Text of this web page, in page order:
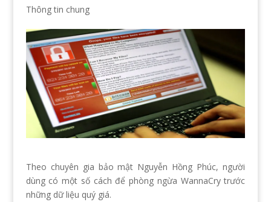
Thông tin chung
Theo chuyên gia bảo mật Nguyễn Hồng Phúc, người
dùng có một số cách để phòng ngừa WannaCry trước
những dữ liệu quý giá.